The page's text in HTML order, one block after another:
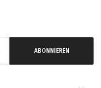
ABONNIEREN